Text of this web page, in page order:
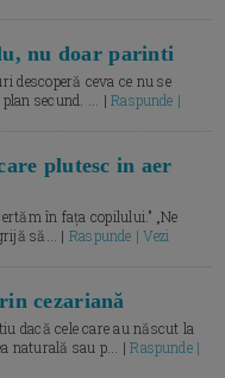
nu doar parinti
descoperă ceva ce nu se
plan secund. ... |Raspunde |
plutesc in aer
în fața copilului.” „Ne
să... | Raspunde | Vezi
cezariană
dacă cele care au născut la
naturală sau p... |Raspunde |